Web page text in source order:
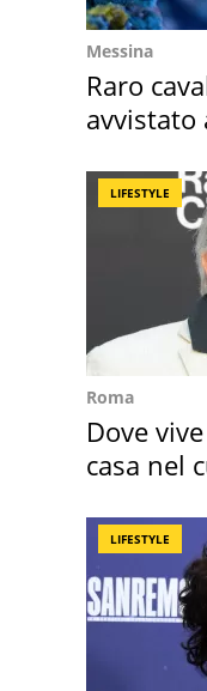
Messina
Raro
avvistato
LIFESTYLE
Roma
Dove
casa nel
LIFESTYLE